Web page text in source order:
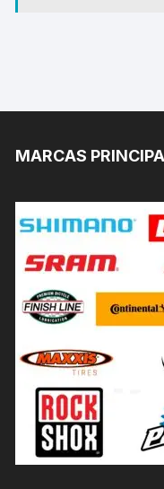
MARCAS